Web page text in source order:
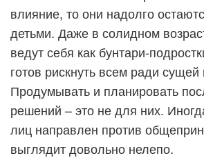
влияние, то они надолго
детьми. Даже в солидном
ведут себя как бунтари-
готов рискнуть всем ради
Продумывать и планировать
решений – это не для них.
лиц направлен против
выглядит довольно нелепо.